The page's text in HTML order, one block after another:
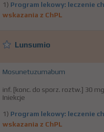
1) Program lekowy: leczenie
wskazania z ChPL
Lunsumio
Mosunetuzumabum
inf. [konc. do sporz. roztw.] 30
Iniekcje
1) Program lekowy: leczenie
wskazania z ChPL